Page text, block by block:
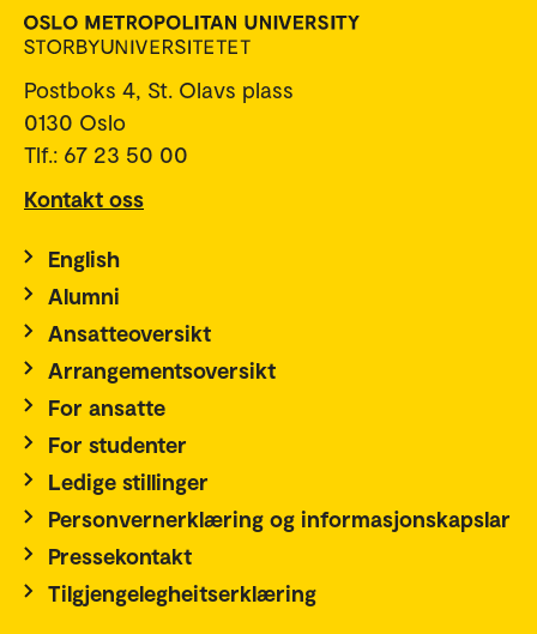
Postboks 4, St. Olavs plass
0130 Oslo
Tlf.: 67 23 50 00
Kontakt oss
English
Alumni
Ansatteoversikt
Arrangementsoversikt
For ansatte
For studenter
Ledige stillinger
Personvernerklæring og informasjonskapslar
Pressekontakt
Tilgjengelegheitserklæring